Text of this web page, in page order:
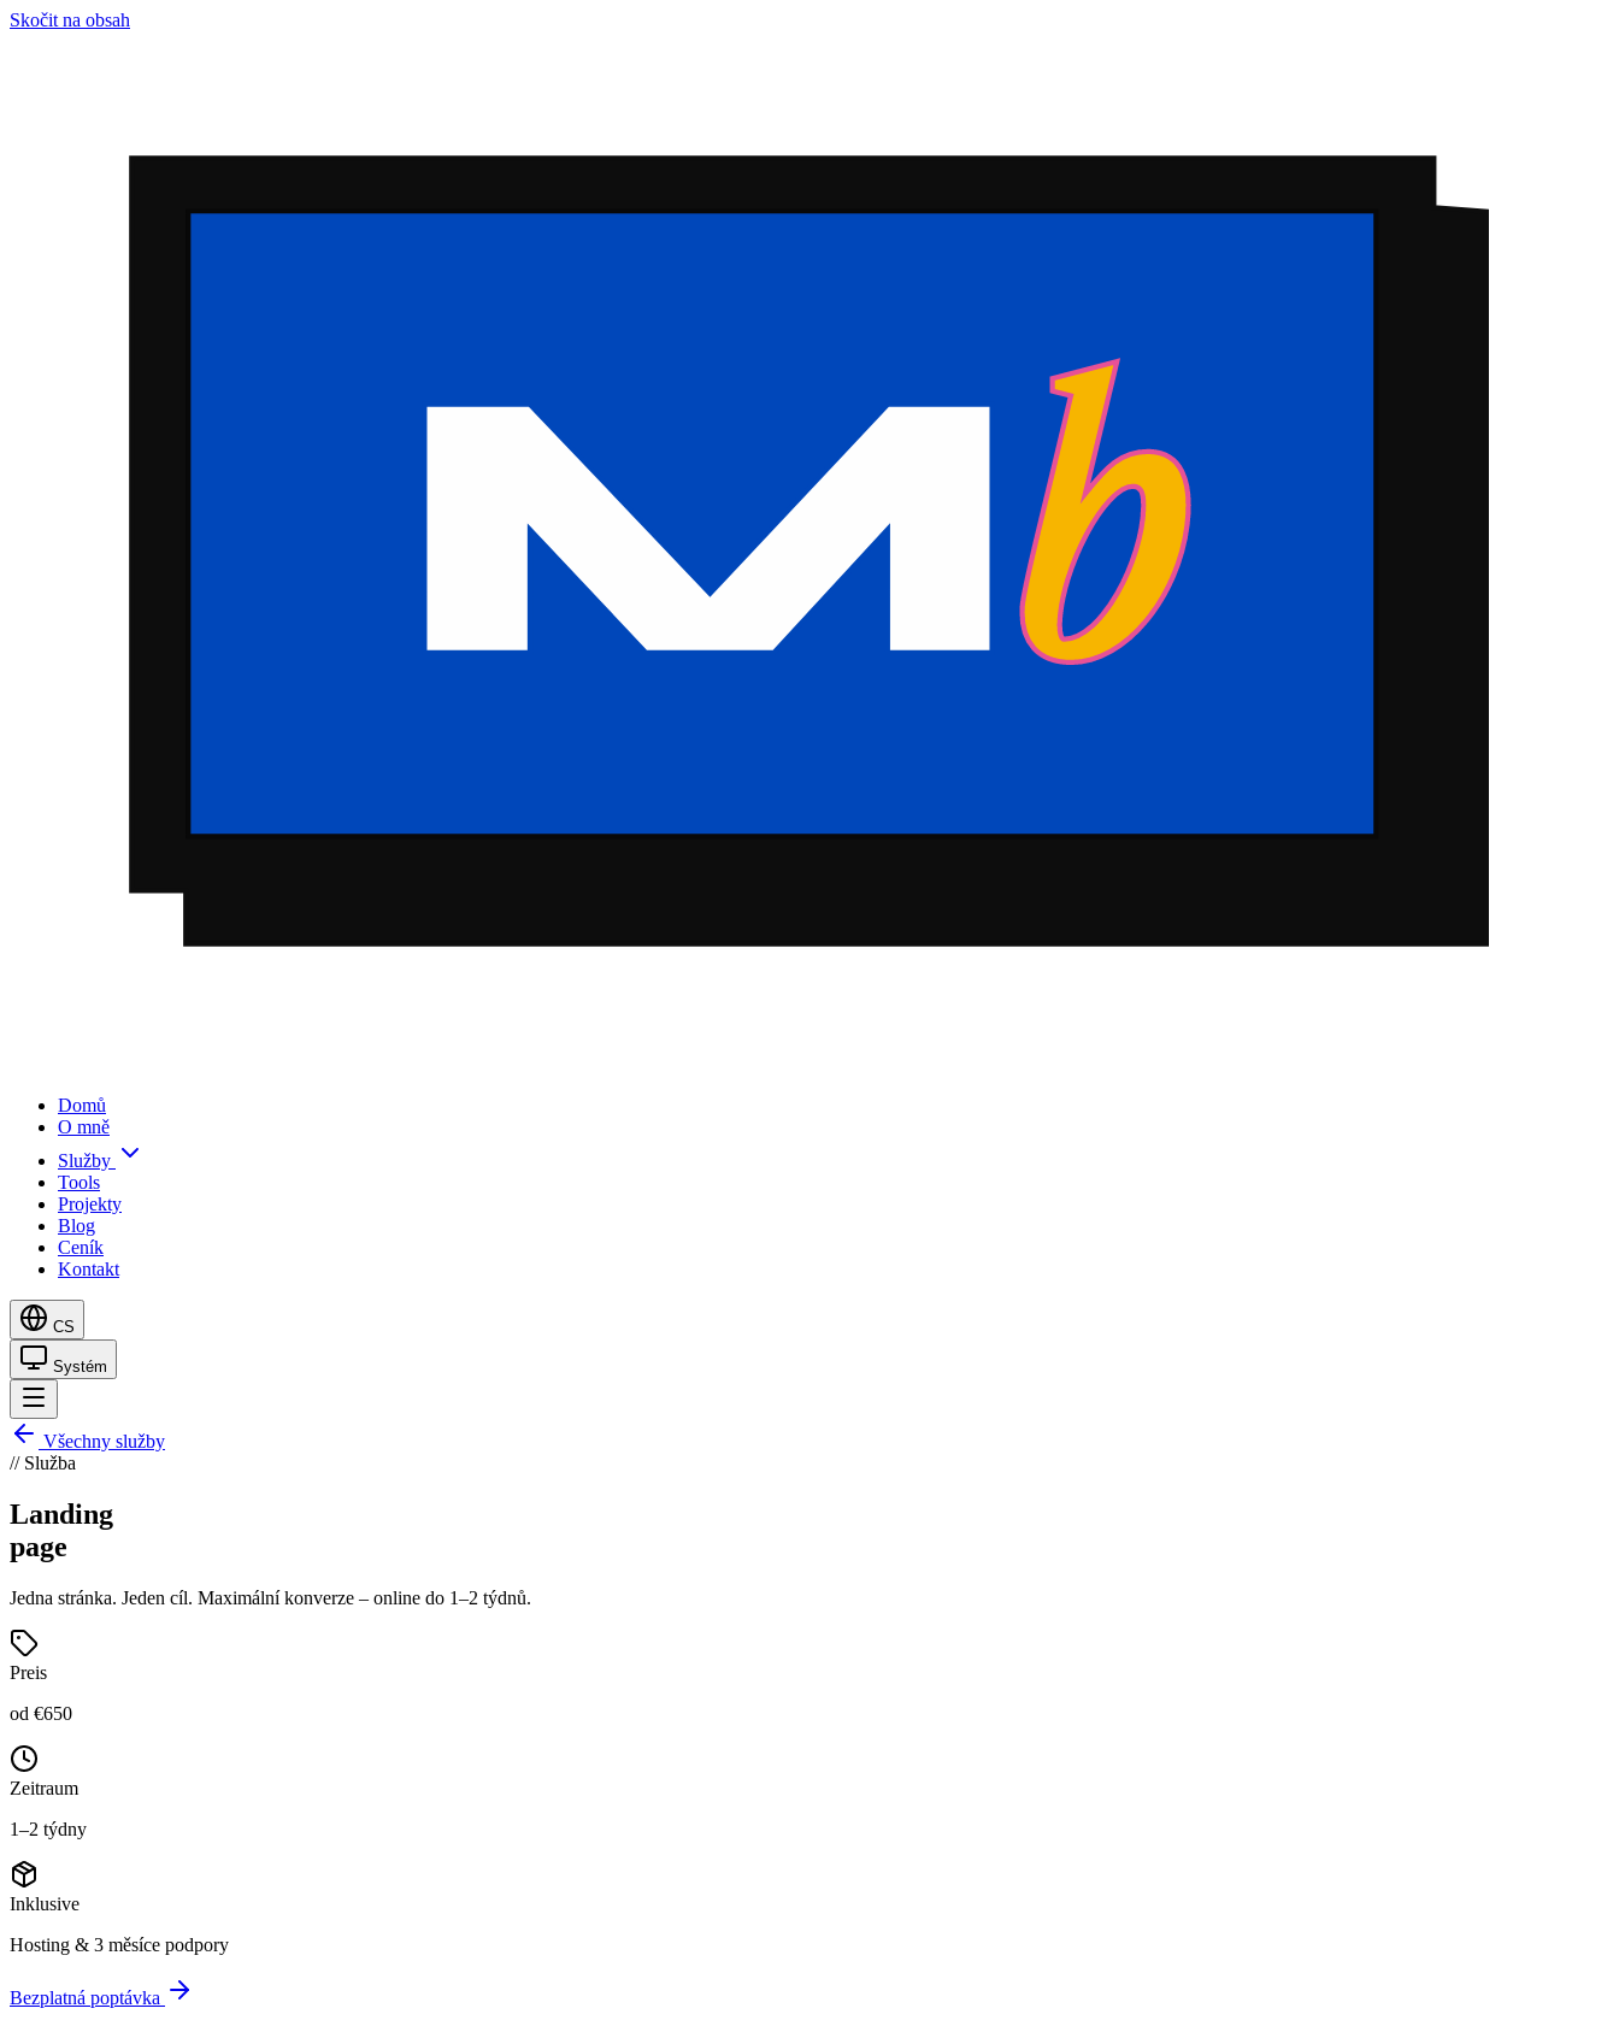
Skočit na obsah
Domů
O mně
Služby
Tools
Projekty
Blog
Ceník
Kontakt
CS
Systém
Všechny služby
// Služba
Landing
page
Jedna stránka. Jeden cíl. Maximální konverze – online do 1–2 týdnů.
Preis
od €650
Zeitraum
1–2 týdny
Inklusive
Hosting & 3 měsíce podpory
Bezplatná poptávka